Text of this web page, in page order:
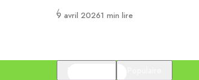
Publié
9 avril 20261 min lire